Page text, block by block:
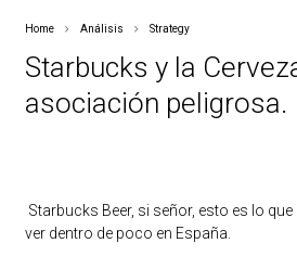
Home Análisis Strategy
Starbucks y la
asociación peligrosa.
Starbucks Beer, si señor, esto es lo
ver dentro de poco en España.